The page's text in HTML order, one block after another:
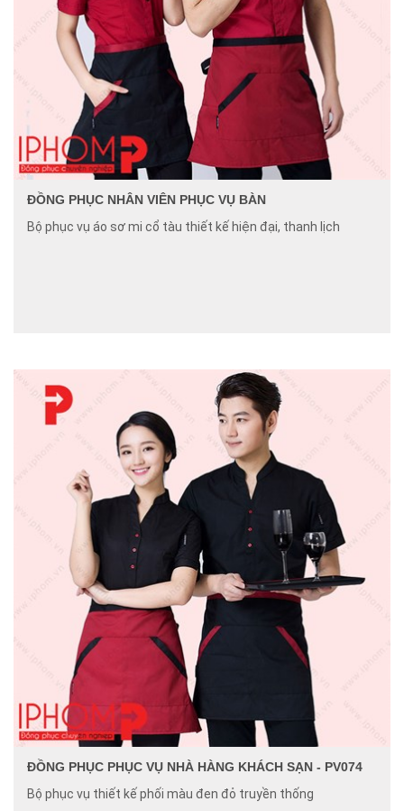
ĐỒNG PHỤC NHÂN VIÊN PHỤC VỤ BÀN
Bộ phục vụ áo sơ mi cổ tàu thiết kế hiện đại, thanh lịch
ĐỒNG PHỤC PHỤC VỤ NHÀ HÀNG KHÁCH SẠN - PV074
Bộ phục vụ thiết kế phối màu đen đỏ truyền thống